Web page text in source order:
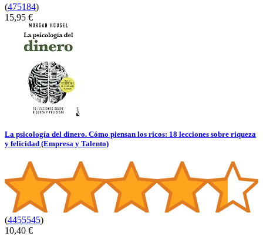
(475184)
15,95 €
La psicología del dinero. Cómo piensan los ricos: 18 lecciones sobre riqueza
y felicidad (Empresa y Talento)
(4455545)
10,40 €